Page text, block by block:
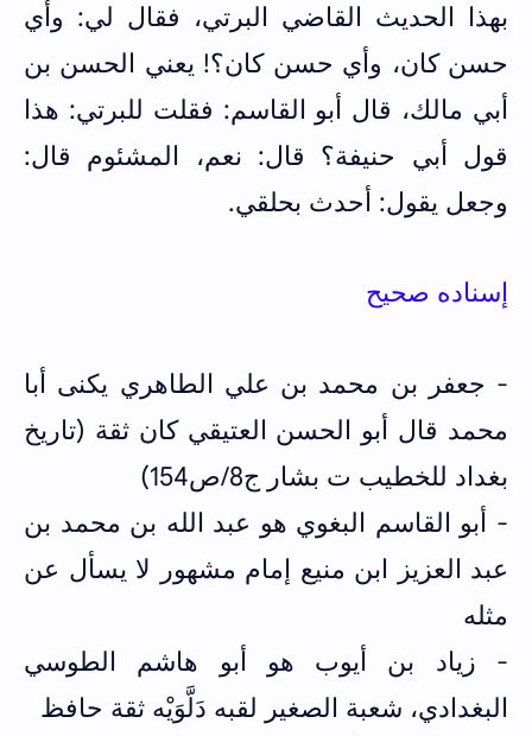
بهذا الحديث القاضي البرتي، فقال لي: وأي
حسن كان، وأي حسن كان؟! يعني الحسن بن
أبي مالك، قال أبو القاسم: فقلت للبرتي: هذا
قول أبي حنيفة؟ قال: نعم، المشئوم قال:
وجعل يقول: أحدث بحلقي.
إسناده صحيح
- جعفر بن محمد بن علي الطاهري يكنى أبا
محمد قال أبو الحسن العتيقي كان ثقة (تاريخ
بغداد للخطيب ت بشار ج8/ص154)
- أبو القاسم البغوي هو عبد الله بن محمد بن
عبد العزيز ابن منيع إمام مشهور لا يسأل عن
مثله
- زياد بن أيوب هو أبو هاشم الطوسي
البغدادي، شعبة الصغير لقبه دَلَّوَيْه ثقة حافظ